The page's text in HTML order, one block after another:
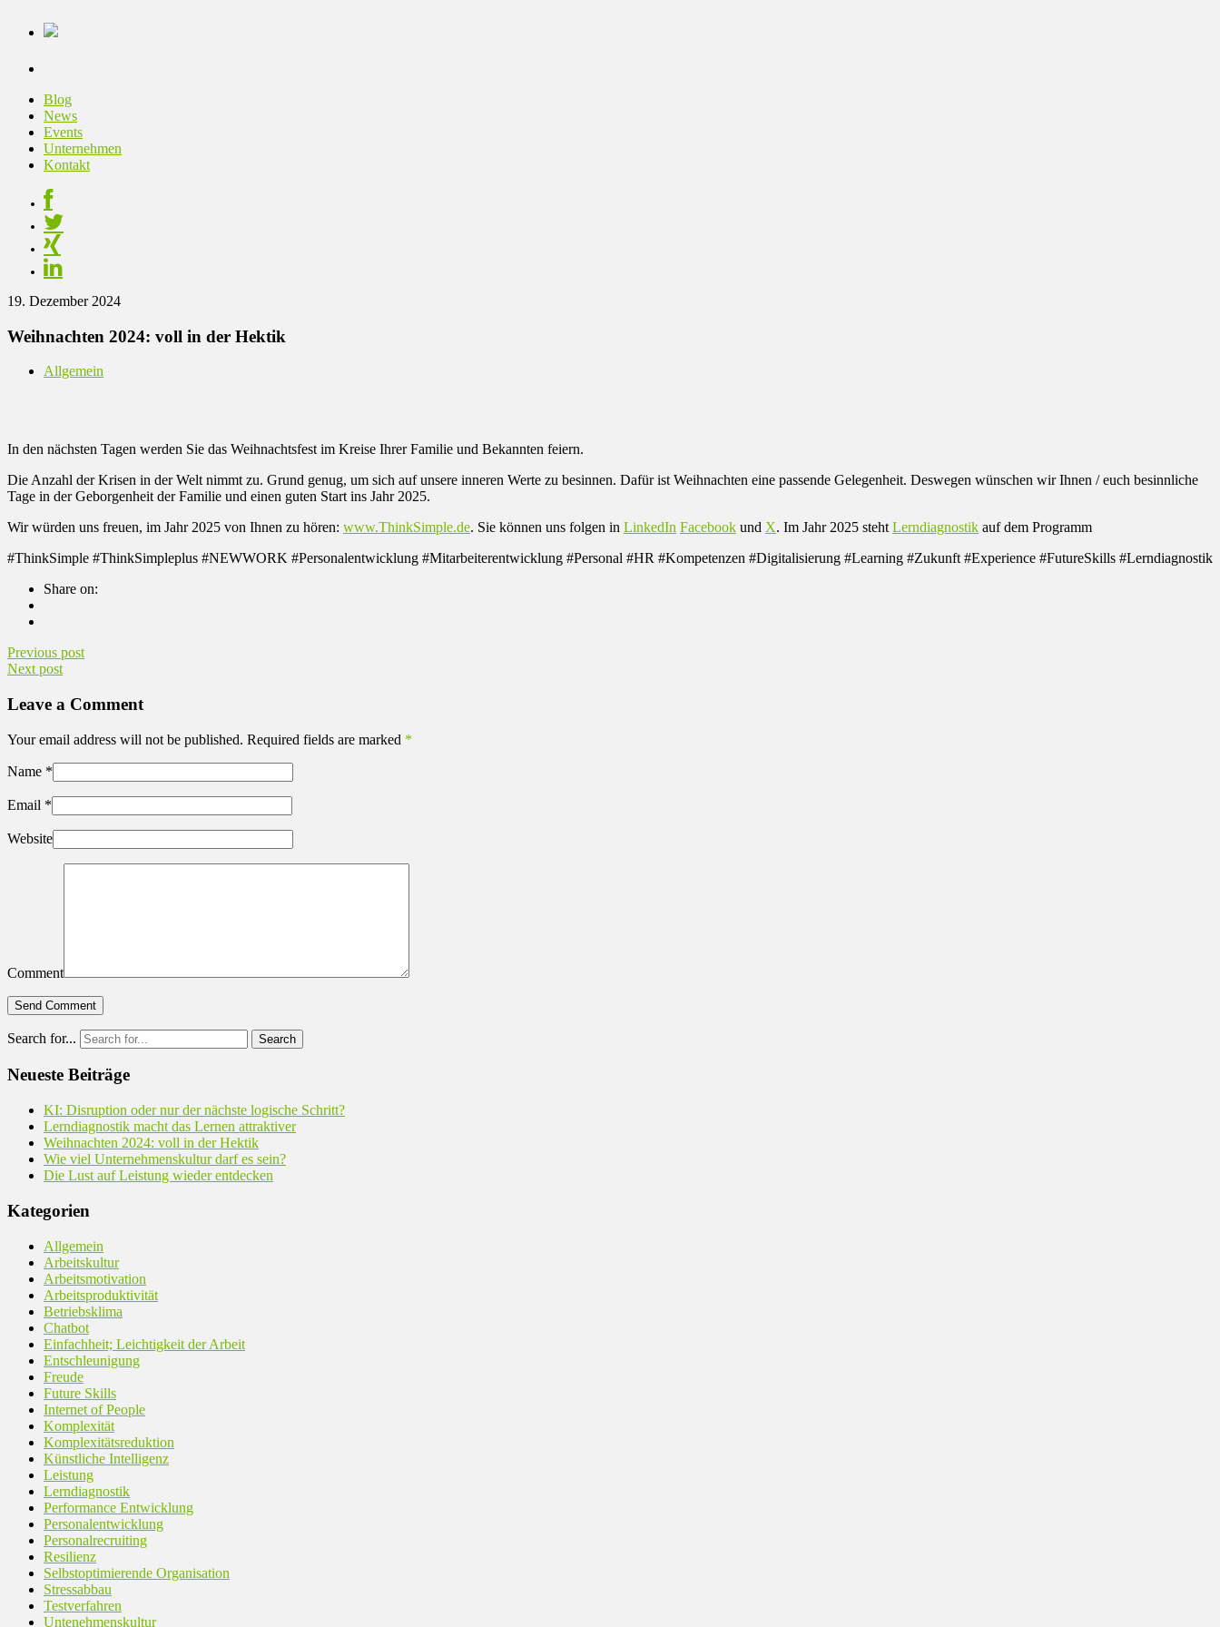
Blog
News
Events
Unternehmen
Kontakt
19. Dezember 2024
Weihnachten 2024: voll in der Hektik
Allgemein
In den nächsten Tagen werden Sie das Weihnachtsfest im Kreise Ihrer Familie und Bekannten feiern.
Die Anzahl der Krisen in der Welt nimmt zu. Grund genug, um sich auf unsere inneren Werte zu besinnen. Dafür ist Weihnachten eine passende Gelegenheit. Deswegen wünschen wir Ihnen / euch besinnliche
Tage in der Geborgenheit der Familie und einen guten Start ins Jahr 2025.
Wir würden uns freuen, im Jahr 2025 von Ihnen zu hören: www.ThinkSimple.de. Sie können uns folgen in LinkedIn Facebook und X. Im Jahr 2025 steht Lerndiagnostik auf dem Programm
#ThinkSimple #ThinkSimpleplus #NEWWORK #Personalentwicklung #Mitarbeiterentwicklung #Personal #HR #Kompetenzen #Digitalisierung #Learning #Zukunft #Experience #FutureSkills #Lerndiagnostik
Share on:
Previous post
Next post
Leave a Comment
Your email address will not be published. Required fields are marked *
Name *
Email *
Website
Comment
Search for...
Neueste Beiträge
KI: Disruption oder nur der nächste logische Schritt?
Lerndiagnostik macht das Lernen attraktiver
Weihnachten 2024: voll in der Hektik
Wie viel Unternehmenskultur darf es sein?
Die Lust auf Leistung wieder entdecken
Kategorien
Allgemein
Arbeitskultur
Arbeitsmotivation
Arbeitsproduktivität
Betriebsklima
Chatbot
Einfachheit; Leichtigkeit der Arbeit
Entschleunigung
Freude
Future Skills
Internet of People
Komplexität
Komplexitätsreduktion
Künstliche Intelligenz
Leistung
Lerndiagnostik
Performance Entwicklung
Personalentwicklung
Personalrecruiting
Resilienz
Selbstoptimierende Organisation
Stressabbau
Testverfahren
Untenehmenskultur